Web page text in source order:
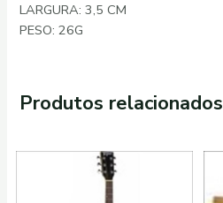
LARGURA: 3,5 CM
PESO: 26G
Produtos relacionados